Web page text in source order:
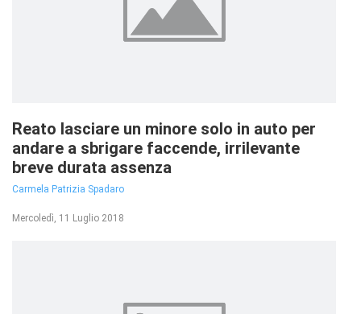
Reato lasciare un minore solo in auto per
andare a sbrigare faccende, irrilevante
breve durata assenza
Carmela Patrizia Spadaro
Mercoledì, 11 Luglio 2018